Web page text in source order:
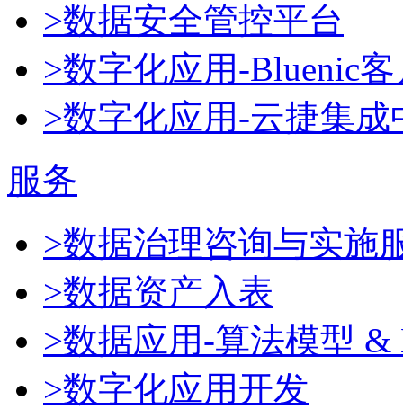
>数据安全管控平台
>数字化应用-Bluenic
>数字化应用-云捷集成
服务
>数据治理咨询与实施
>数据资产入表
>数据应用-算法模型 &
>数字化应用开发